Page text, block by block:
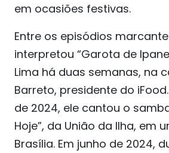
em ocasiões festivas.
Entre os episódios
interpretou “Garota de
Lima há duas semanas, na
Barreto, presidente do
de 2024, ele cantou o
Hoje”, da União da Ilha, em
Brasília. Em junho de 2024,